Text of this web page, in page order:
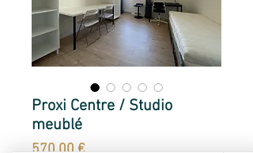
Proxi Centre / Studio
meublé
570,00 €Prix